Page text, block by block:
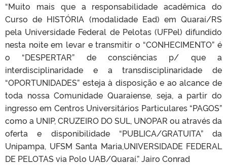
“Muito mais que a responsabilidade acadêmica do
Curso de HISTÓRIA (modalidade Ead) em Quaraí/RS
pela Universidade Federal de Pelotas (UFPel) difundido
nesta noite em levar e transmitir o “CONHECIMENTO” é
o “DESPERTAR” de consciências p/ que a
interdisciplinaridade e a transdisciplinaridade de
“OPORTUNIDADES” esteja à disposição e ao alcance de
toda nossa Comunidade Quaraiense, seja, a partir do
ingresso em Centros Universitários Particulares “PAGOS”
como a UNIP, CRUZEIRO DO SUL, UNOPAR ou através da
oferta e disponibilidade “PUBLICA/GRATUITA” da
Unipampa, UFSM Santa Maria,UNIVERSIDADE FEDERAL
DE PELOTAS via Polo UAB/Quaraí.” Jairo Conrad